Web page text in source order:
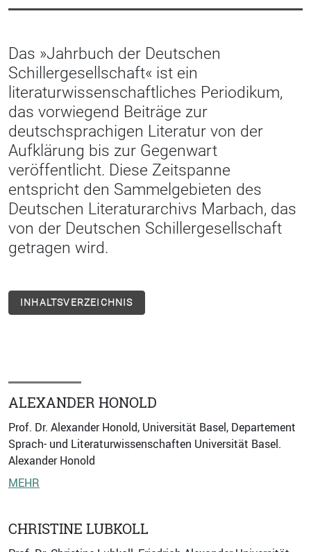
Das »Jahrbuch der Deutschen
Schillergesellschaft« ist ein
literaturwissenschaftliches Periodikum,
das vorwiegend Beiträge zur
deutschsprachigen Literatur von der
Aufklärung bis zur Gegenwart
veröffentlicht. Diese Zeitspanne
entspricht den Sammelgebieten des
Deutschen Literaturarchivs Marbach, das
von der Deutschen Schillergesellschaft
getragen wird.
INHALTSVERZEICHNIS
ALEXANDER HONOLD
Prof. Dr. Alexander Honold, Universität Basel, Departement
Sprach- und Literaturwissenschaften Universität Basel.
Alexander Honold
MEHR
CHRISTINE LUBKOLL